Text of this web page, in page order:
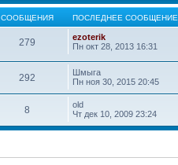
СООБЩЕНИЯ ПОСЛЕДНЕЕ СООБЩЕНИЕ
279
ezoterik
Пн окт 28, 2013 16:31
292
Шмыга
Пн ноя 30, 2015 20:45
8
old
Чт дек 10, 2009 23:24